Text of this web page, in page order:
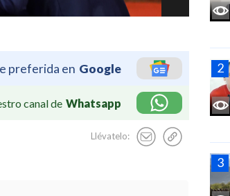
preferida en Google
canal de Whatsapp
Llévatelo: